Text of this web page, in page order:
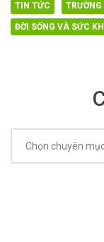
TIN TỨC
ĐỜI SỐNG VÀ SỨC
mục
Chọn chuyên